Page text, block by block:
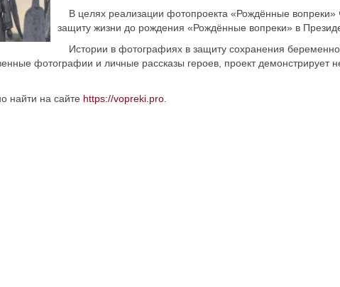
В целях реализации фотопроекта «Рождённые вопреки»
защиту жизни до рождения «Рождённые вопреки» в
Истории в фотографиях в защиту сохранения
фотографии и личные рассказы героев, проект демонстрирует
найти на сайте https://vopreki.pro.